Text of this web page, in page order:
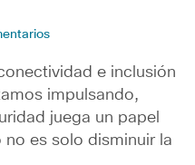
e inclusión
impulsando,
juega un papel
es solo disminuir la